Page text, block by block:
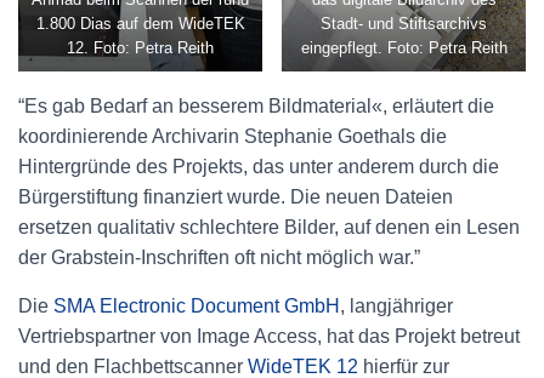
1.800 Dias auf dem WideTEK
12. Foto: Petra Reith
Stadt- und Stiftsarchivs
eingepflegt. Foto: Petra Reith
“Es gab Bedarf an besserem Bildmaterial«, erläutert die
koordinierende Archivarin Stephanie Goethals die
Hintergründe des Projekts, das unter anderem durch die
Bürgerstiftung finanziert wurde. Die neuen Dateien
ersetzen qualitativ schlechtere Bilder, auf denen ein Lesen
der Grabstein-Inschriften oft nicht möglich war.”
Die SMA Electronic Document GmbH , langjähriger
Vertriebspartner von Image Access, hat das Projekt betreut
und den Flachbettscanner WideTEK 12 hierfür zur